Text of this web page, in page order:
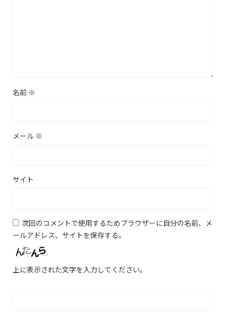
名前 ※
メール ※
サイト
次回のコメントで使用するためブラウザーに自分の名前、メ
ールアドレス、サイトを保存する。
上に表示された文字を入力してください。